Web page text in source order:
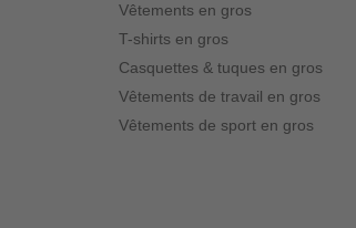
Vêtements en gros
T-shirts en gros
Casquettes & tuques en gros
Vêtements de travail en gros
Vêtements de sport en gros